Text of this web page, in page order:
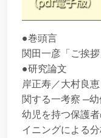
●巻頭言
関田一彦「ご挨拶
●研究論文
岸正寿／大村良
関する一考察 ─
幼児を持つ保護
イニングによる分